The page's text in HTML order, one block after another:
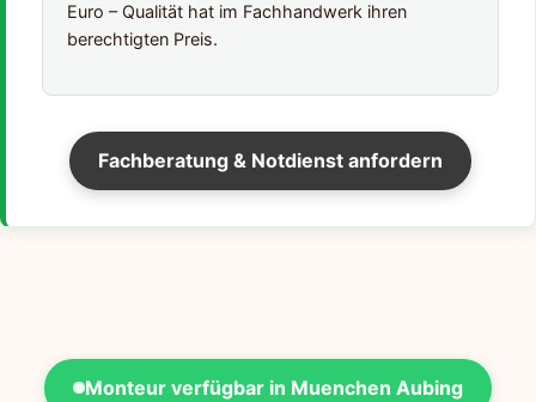
Euro – Qualität hat im Fachhandwerk ihren
berechtigten Preis.
Fachberatung & Notdienst anfordern
Monteur verfügbar in Muenchen Aubing